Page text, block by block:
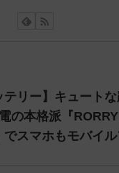
テリー】キュート
の本格派『
でスマホもモバイ